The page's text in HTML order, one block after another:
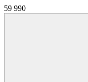
59 990